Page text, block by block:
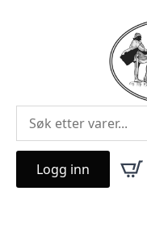
Logg inn